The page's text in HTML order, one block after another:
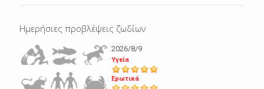
Ημερήσιες προβλέψεις ζωδίων
2026/8/9
Υγεία
Ερωτικά